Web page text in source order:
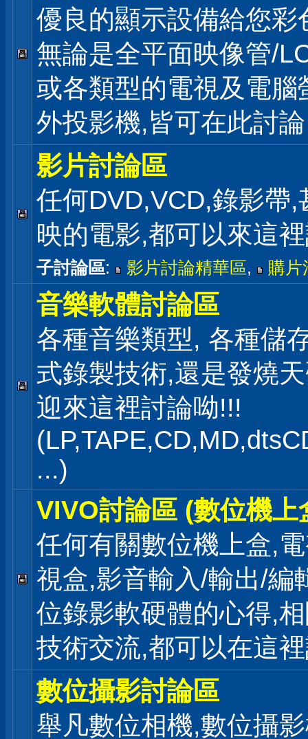
優良的顯示設備給您彩
無論是全平面映像管/
或各類型的電視及電腦
外投影機,皆可在此討論
影片討論區
任何DVD,VCD,錄影帶,
映的電影,都可以來這
子討論區: 影片討論精華區, 購片
音樂軟體討論區
各種音樂類型, 各種儲
式錄製技術,還是發燒
迎來這裡討論呦!!!
...)
VIVO討論區 (數位機上
任何有關數位機上盒,
視盒,影音輸入/輸出/編
位錄影軟硬體的心得,
技術交流,都可以在這
數位攝影討論區
舉凡數位相機,數位攝